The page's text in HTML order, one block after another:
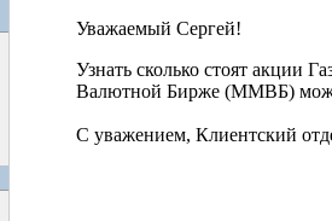
Уважаемый Сергей!
Узнать сколько стоят акции
Валютной Бирже (ММВБ)
С уважением, Клиентский